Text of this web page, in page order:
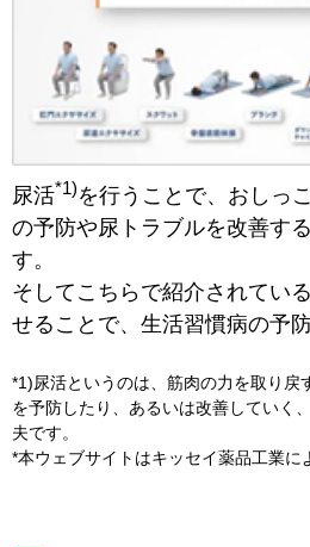
尿活*1)を行うことで、おしっ
の予防や尿トラブルを改善す
す。
そしてこちらで紹介されてい
せることで、生活習慣病の予
*1)尿活というのは、筋肉の力を取り戻
を予防したり、あるいは改善していく
夫です。
*本ウェブサイトはキッセイ薬品工業に